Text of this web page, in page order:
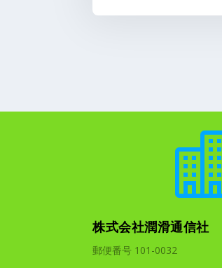

株式会社潤滑通信社
郵便番号 101-0032